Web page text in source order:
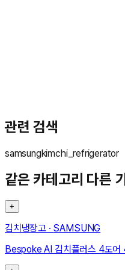
관련 검색
samsungkimchi_refrigerator
같은 카테고리 다른
+
김치냉장고 · SAMSUNG
Bespoke AI 김치플러스 4도